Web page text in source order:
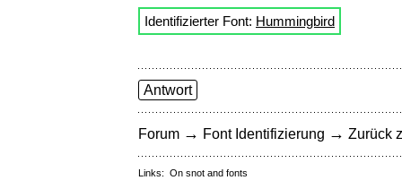
Identifizierter Font: Hummingbird
Antwort
Forum → Font Identifizierung → Zurück
Links: On snot and fonts